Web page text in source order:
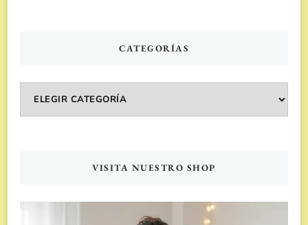
CATEGORÍAS
Categorías
VISITA NUESTRO SHOP